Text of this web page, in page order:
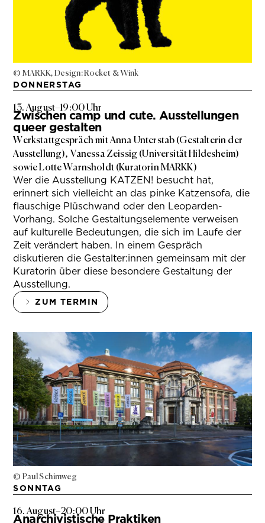
© MARKK, Design: Rocket & Wink
DONNERSTAG
13. August–19:00 Uhr
Zwischen camp und cute. Ausstellungen
queer gestalten
Werkstattgespräch mit Anna Unterstab (Gestalterin der
Ausstellung), Vanessa Zeissig (Universität Hildesheim)
sowie Lotte Warnsholdt (Kuratorin MARKK)
Wer die Ausstellung KATZEN! besucht hat,
erinnert sich vielleicht an das pinke Katzensofa, die
flauschige Plüschwand oder den Leoparden-
Vorhang. Solche Gestaltungselemente verweisen
auf kulturelle Bedeutungen, die sich im Laufe der
Zeit verändert haben. In einem Gespräch
diskutieren die Gestalter:innen gemeinsam mit der
Kuratorin über diese besondere Gestaltung der
Ausstellung.
ZUM TERMIN
© Paul Schimweg
SONNTAG
16. August–20:00 Uhr
Anarchivistische Praktiken